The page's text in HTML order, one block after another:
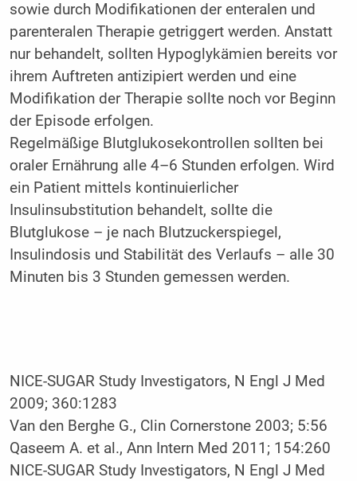
sowie durch Modifikationen der enteralen und
parenteralen Therapie getriggert werden. Anstatt
nur behandelt, sollten Hypoglykämien bereits vor
ihrem Auftreten antizipiert werden und eine
Modifikation der Therapie sollte noch vor Beginn
der Episode erfolgen.
Regelmäßige Blutglukosekontrollen sollten bei
oraler Ernährung alle 4–6 Stunden erfolgen. Wird
ein Patient mittels kontinuierlicher
Insulinsubstitution behandelt, sollte die
Blutglukose – je nach Blutzuckerspiegel,
Insulindosis und Stabilität des Verlaufs – alle 30
Minuten bis 3 Stunden gemessen werden.
NICE-SUGAR Study Investigators, N Engl J Med
2009; 360:1283
Van den Berghe G., Clin Cornerstone 2003; 5:56
Qaseem A. et al., Ann Intern Med 2011; 154:260
NICE-SUGAR Study Investigators, N Engl J Med